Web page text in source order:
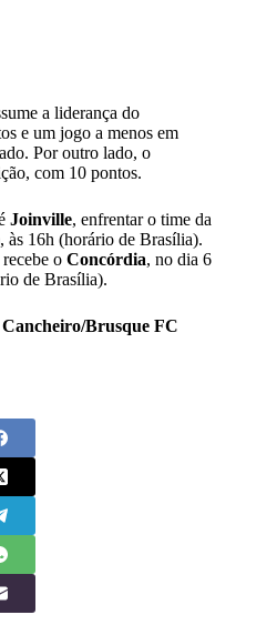
a liderança do
e um jogo a menos em
Por outro lado, o
com 10 pontos.
Joinville, enfrentar o time da
16h (horário de Brasília).
recebe o Concórdia, no dia 6
de Brasília).
Brusque FC